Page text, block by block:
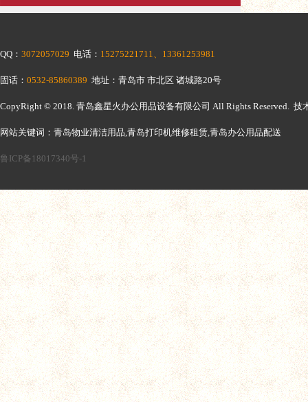
QQ： 3072057029 电话： 15275221711、13361253981
固话： 0532-85860389 地址：青岛市 市北区 诸城路20号
CopyRight © 2018. 青岛鑫星火办公用品设备有限公司 All Rights Reserved. 技
网站关键词：青岛物业清洁用品,青岛打印机维修租赁,青岛办公用品配送
鲁ICP备18017340号-1